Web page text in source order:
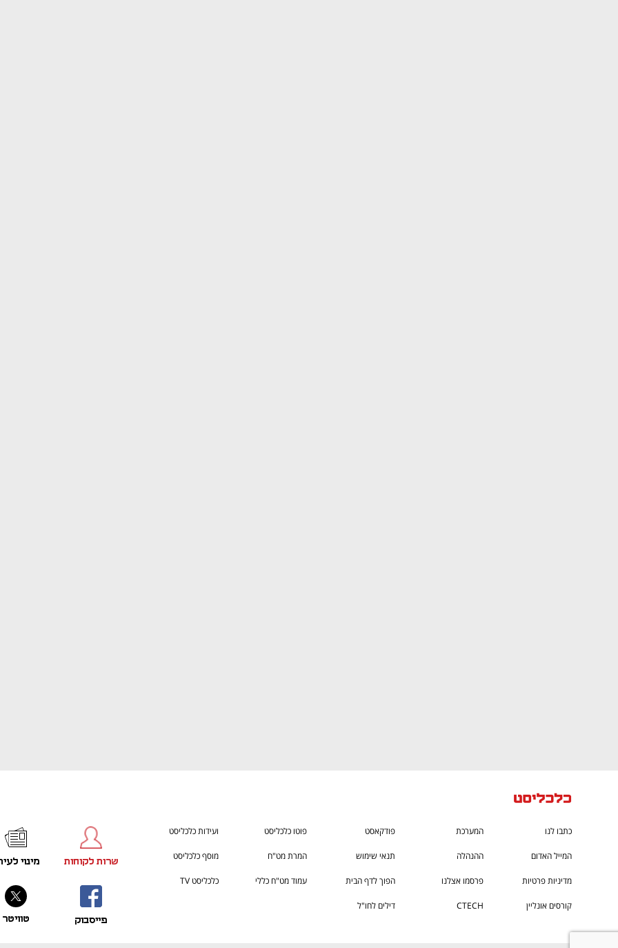
כתבו לנו המערכת פודקאסט פוטו כלכליסט ועידות כלכליסט
המייל האדום ההנהלה תנאי שימוש המרת מט"ח מוסף כלכליסט
מדיניות פרטיות פרסמו אצלנו הפוך לדף הבית עמוד מט"ח כללי כלכליסט TV
קורסים אונליין CTECH
דילים לחו"ל
פייסבוק
שרות לקוחות
טוויטר
מינוי